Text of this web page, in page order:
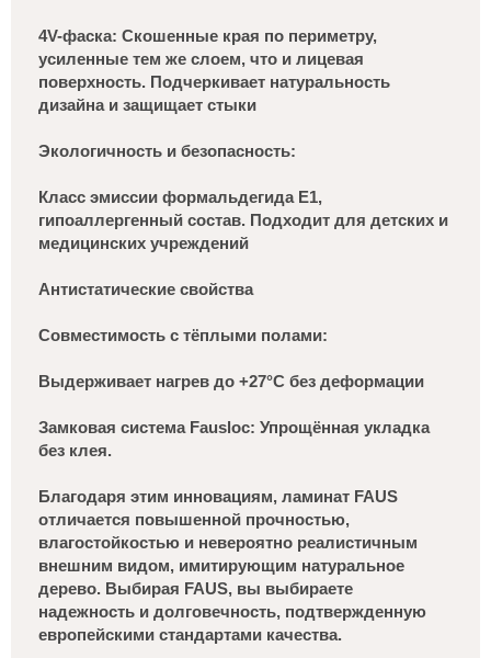
4V-фаска: Скошенные края по периметру,
усиленные тем же слоем, что и лицевая
поверхность. Подчеркивает натуральность
дизайна и защищает стыки
Экологичность и безопасность:
Класс эмиссии формальдегида E1,
гипоаллергенный состав. Подходит для детских и
медицинских учреждений
Антистатические свойства
Совместимость с тёплыми полами:
Выдерживает нагрев до +27°C без деформации
Замковая система Fausloc: Упрощённая укладка
без клея.
Благодаря этим инновациям, ламинат FAUS
отличается повышенной прочностью,
влагостойкостью и невероятно реалистичным
внешним видом, имитирующим натуральное
дерево. Выбирая FAUS, вы выбираете
надежность и долговечность, подтвержденную
европейскими стандартами качества.